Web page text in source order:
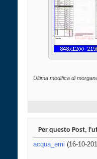
Ultima modifica di
Per questo Post,
acqua_emi (16-10-